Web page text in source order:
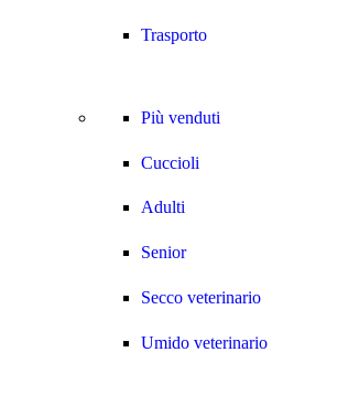
Trasporto
Più venduti
Cuccioli
Adulti
Senior
Secco veterinario
Umido veterinario